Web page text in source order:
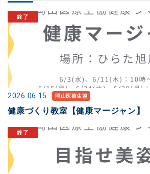
2026.06.15 岡山医療生協
健康づくり教室【健康マージャン】